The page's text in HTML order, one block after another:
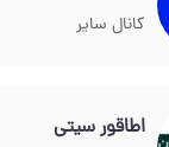
کانال سایر
اطاقور سیتی